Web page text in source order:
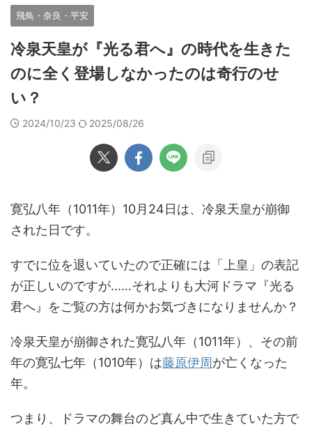
飛鳥・奈良・平安
冷泉天皇が『光る君へ』の時代を生きた
のに全く登場しなかったのは奇行のせ
い？
2024/10/23 2025/08/26
寛弘八年（1011年）10月24日は、冷泉天皇が崩御
された日です。
すでに位を退いていたので正確には「上皇」の表記
が正しいのですが……それよりも大河ドラマ『光る
君へ』をご覧の方は何かお気づきになりませんか？
冷泉天皇が崩御された寛弘八年（1011年）、その前
年の寛弘七年（1010年）は藤原伊周が亡くなった
年。
つまり、ドラマの舞台のど真ん中で生きていた方で